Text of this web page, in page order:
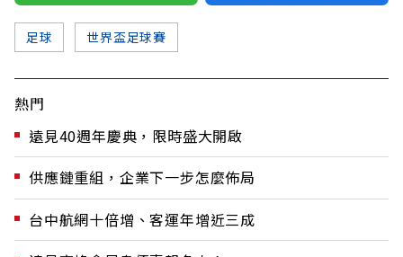
足球 世界盃足球賽
熱門
遠見40週年慶典，限時盛大開啟
供應鏈重組，企業下一步怎麼佈局
台中航網十倍增、客運年增近三成